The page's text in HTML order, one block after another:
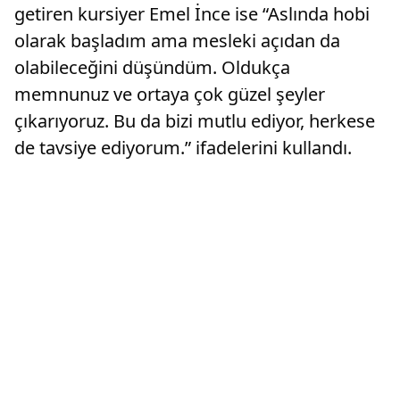
getiren kursiyer Emel İnce ise “Aslında hobi
olarak başladım ama mesleki açıdan da
olabileceğini düşündüm. Oldukça
memnunuz ve ortaya çok güzel şeyler
çıkarıyoruz. Bu da bizi mutlu ediyor, herkese
de tavsiye ediyorum.” ifadelerini kullandı.